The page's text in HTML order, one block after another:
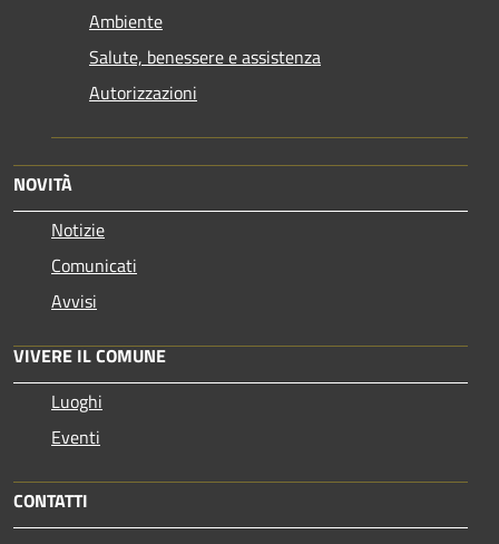
Ambiente
Salute, benessere e assistenza
Autorizzazioni
NOVITÀ
Notizie
Comunicati
Avvisi
VIVERE IL COMUNE
Luoghi
Eventi
CONTATTI